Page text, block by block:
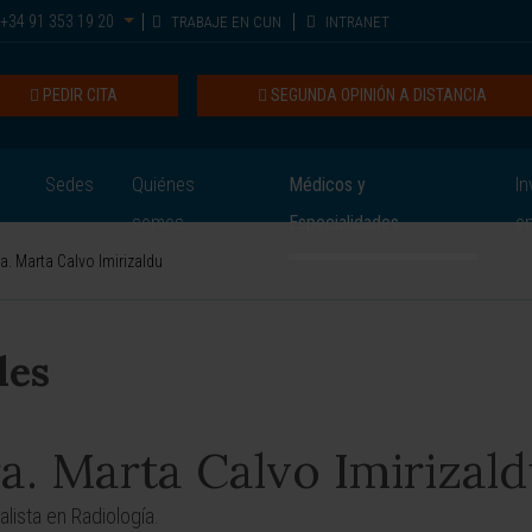
91 353 19 20 TRABAJE EN CUN INTRANET
SEGUNDA OPINIÓN A DISTANCIA
PEDIR CITA
Sedes
Quiénes
somos
Médicos y
Especialidades
Marta Calvo Imirizaldu
Marta Calvo
en Radiología.